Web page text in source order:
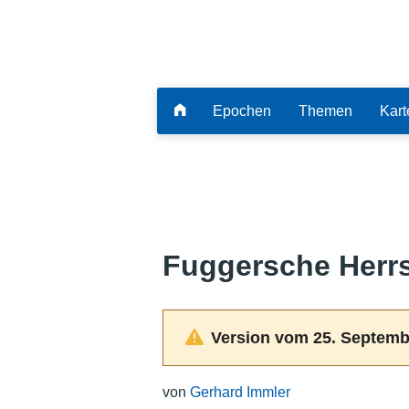
Epochen Themen
Fuggersche
Version vom 25.
von Gerhard Immler